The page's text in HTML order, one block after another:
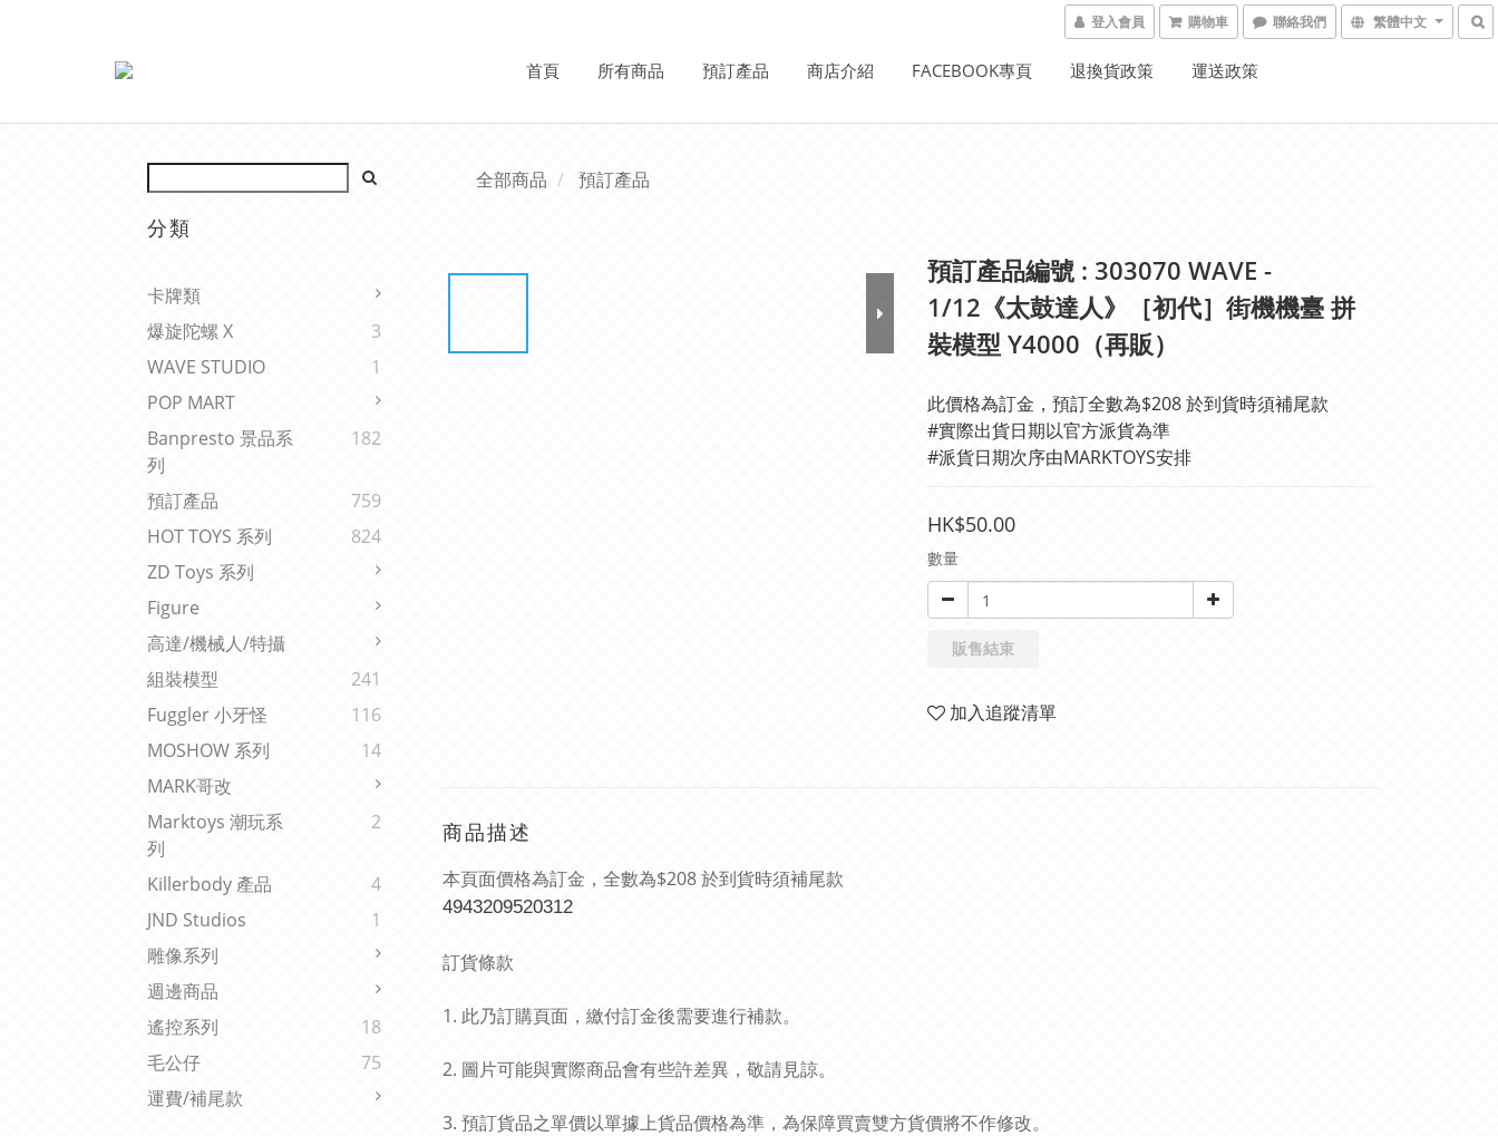
登入會員 購物車 聯絡我們 繁體中文
首頁 所有商品 預訂產品 商店介紹 FACEBOOK專頁 退換貨政策 運送政策
分類
卡牌類
爆旋陀螺 X
3
WAVE STUDIO
1
POP MART
Banpresto 景品系
列
182
預訂產品
759
HOT TOYS 系列
824
ZD Toys 系列
Figure
高達/機械人/特攝
組裝模型
241
Fuggler 小牙怪
116
MOSHOW 系列
14
MARK哥改
Marktoys 潮玩系
列
2
Killerbody 產品
4
JND Studios
1
雕像系列
週邊商品
遙控系列
18
毛公仔
75
運費/補尾款
全部商品 預訂產品
預訂產品編號 : 303070 WAVE -
1/12《太鼓達人》［初代］街機機臺 拼
裝模型 Y4000（再販）
此價格為訂金，預訂全數為$208 於到貨時須補尾款
#實際出貨日期以官方派貨為準
#派貨日期次序由MARKTOYS安排
HK$50.00
數量
販售結束
加入追蹤清單
商品描述
本頁面價格為訂金，全數為$208 於到貨時須補尾款
4943209520312
訂貨條款
1. 此乃訂購頁面，繳付訂金後需要進行補款。
2. 圖片可能與實際商品會有些許差異，敬請見諒。
3. 預訂貨品之單價以單據上貨品價格為準，為保障買賣雙方貨價將不作修改。